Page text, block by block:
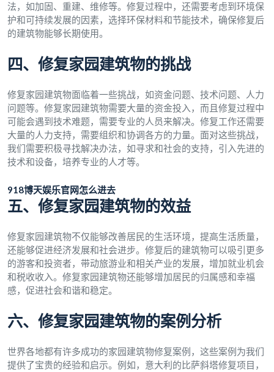
法，如加固、重建、维修等。修复过程中，还需要考虑到环境保
护和可持续发展的因素，选择环保材料和节能技术，确保修复后
的建筑物能够长期使用。
四、修复家园建筑物的挑战
修复家园建筑物面临着一些挑战，如资金问题、技术问题、人力
问题等。修复家园建筑物需要大量的资金投入，而且修复过程中
可能会遇到技术难题，需要专业的人员来解决。修复工作还需要
大量的人力支持，需要组织和协调各方的力量。面对这些挑战，
我们需要积极寻找解决办法，如寻求和社会的支持，引入先进的
技术和设备，培养专业的人才等。
918博天娱乐官网怎么进去
五、修复家园建筑物的效益
修复家园建筑物不仅能够改善居民的生活环境，提高生活质量，
还能够促进经济发展和社会进步。修复后的建筑物可以吸引更多
的游客和投资者，带动旅游业和相关产业的发展，增加就业机会
和税收收入。修复家园建筑物还能够增加居民的归属感和幸福
感，促进社会和谐和稳定。
六、修复家园建筑物的案例分析
世界各地都有许多成功的家园建筑物修复案例，这些案例为我们
提供了宝贵的经验和启示。例如，意大利的比萨斜塔修复项目，